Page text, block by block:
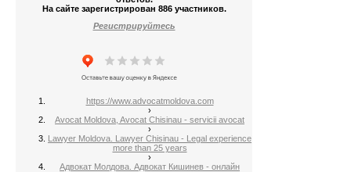
На сайте зарегистрирован 886 участников.
Регистрируйтесь
https://www.advocatmoldova.com
›
Avocat Moldova, Avocat Chisinau - servicii avocat
›
Lawyer Moldova. Lawyer Chisinau - Legal experience
more than 25 years
›
Адвокат Молдова. Адвокат Кишинев - онлайн